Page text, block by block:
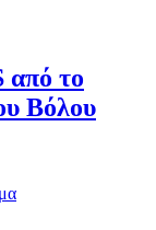
από το
Βόλου